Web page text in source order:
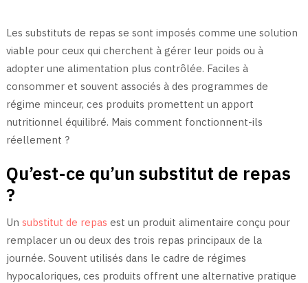
Les substituts de repas se sont imposés comme une solution
viable pour ceux qui cherchent à gérer leur poids ou à
adopter une alimentation plus contrôlée. Faciles à
consommer et souvent associés à des programmes de
régime minceur, ces produits promettent un apport
nutritionnel équilibré. Mais comment fonctionnent-ils
réellement ?
Qu’est-ce qu’un substitut de repas
?
Un substitut de repas est un produit alimentaire conçu pour
remplacer un ou deux des trois repas principaux de la
journée. Souvent utilisés dans le cadre de régimes
hypocaloriques, ces produits offrent une alternative pratique